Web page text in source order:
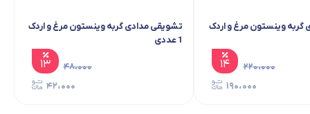
تشویقی مدادی گربه وینستون مرغ و اردک 5
عددی